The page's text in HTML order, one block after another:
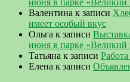
июня в парке «Великий
Валентина к записи
имеет особый вкус
Ольга к записи
июня в парке «Великий
Татьяна к записи
Елена к записи